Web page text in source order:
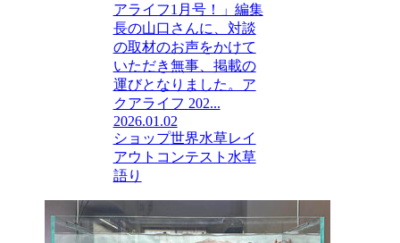
アライフ1月号！」編集
長の山口さんに、対談
の取材のお声をかけて
いただき無事、掲載の
運びとなりました。ア
クアライフ 202...
2026.01.02
ショップ世界水草レイ
アウトコンテスト 水草
語り